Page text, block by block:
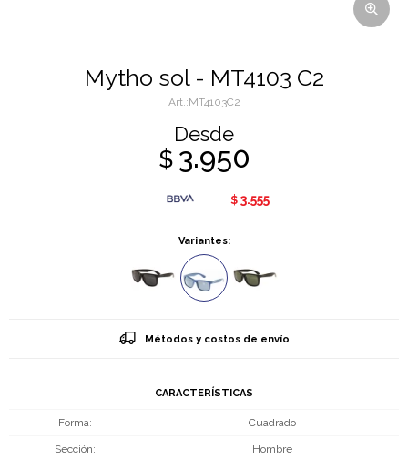
Mytho sol - MT4103 C2
MT4103C2
Desde
$ 3.950
$ 3.555
Variantes:
Métodos y costos de envío
CARACTERÍSTICAS
Forma Cuadrado
Sección Hombre